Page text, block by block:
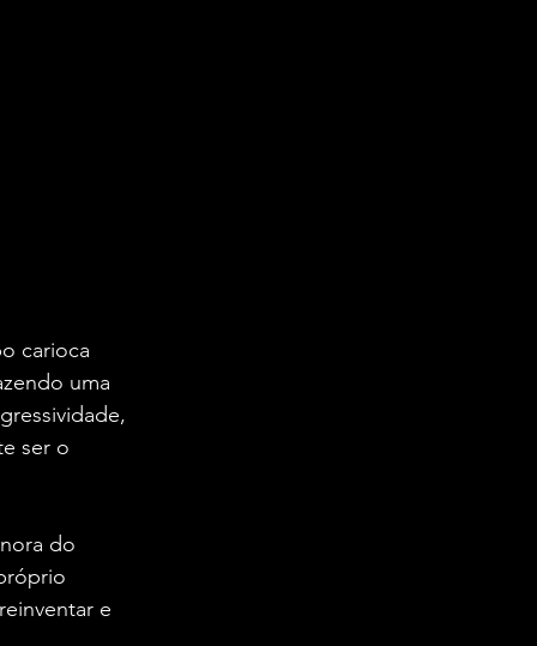
carioca
uma
ser o
do
e